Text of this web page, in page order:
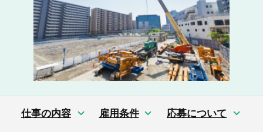
仕事の内容 雇用条件 応募について